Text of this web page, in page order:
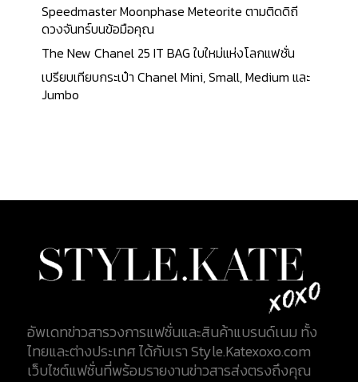
Speedmaster Moonphase Meteorite ตามติดดิถี
ดวงจันทร์บนข้อมือคุณ
The New Chanel 25 IT BAG ใบใหม่แห่งโลกแฟชั่น
เปรียบเทียบกระเป๋า Chanel Mini, Small, Medium และ
Jumbo
อัพเดทข่าวสารวงการแฟชั่นและสินค้าแบรนด์เนม ทั้ง
ไทยและต่างประเทศ ได้กับเรา Style.Katexoxo.com
เว็บไซต์แฟชั่นที่พร้อมรายงานข่าวสารส่งตรงถึงคุณ